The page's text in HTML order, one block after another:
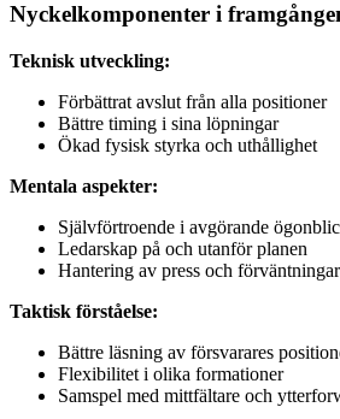
Nyckelkomponenter i
Teknisk utveckling:
Förbättrat avslut från alla positioner
Bättre timing i sina löpningar
Ökad fysisk styrka och uthållighet
Mentala aspekter:
Självförtroende i avgörande
Ledarskap på och utanför planen
Hantering av press och förväntningar
Taktisk förståelse:
Bättre läsning av försvarares
Flexibilitet i olika formationer
Samspel med mittfältare och